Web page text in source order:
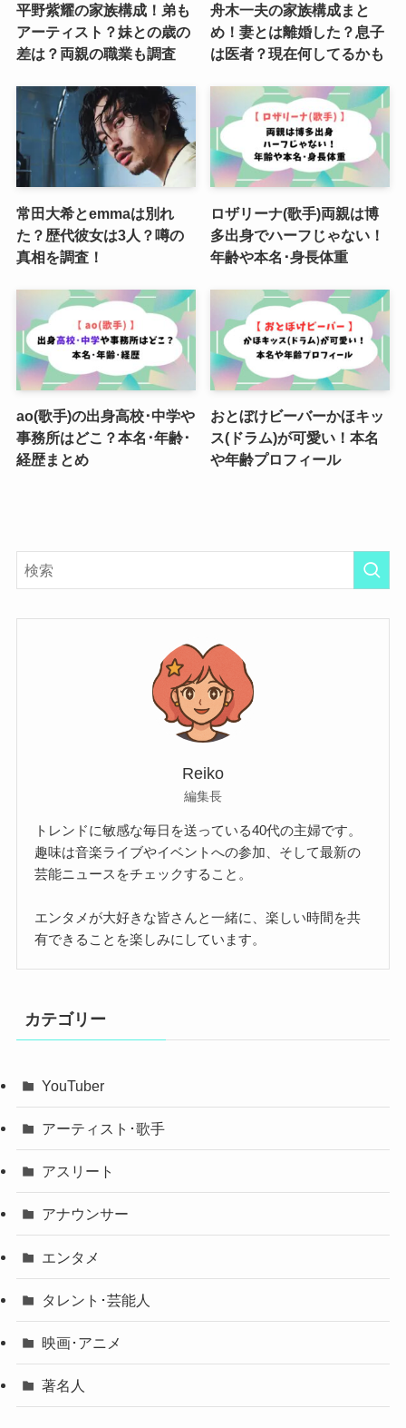
平野紫耀の家族構成！弟も
アーティスト？妹との歳の
差は？両親の職業も調査
舟木一夫の家族構成まと
め！妻とは離婚した？息子
は医者？現在何してるかも
常田大希とemmaは別れ
た？歴代彼女は3人？噂の
真相を調査！
ロザリーナ(歌手)両親は博
多出身でハーフじゃない！
年齢や本名･身長体重
ao(歌手)の出身高校･中学や
事務所はどこ？本名･年齢･
経歴まとめ
おとぼけビーバーかほキッ
ス(ドラム)が可愛い！本名
や年齢プロフィール
Reiko
編集長
トレンドに敏感な毎日を送っている40代の主婦です。
趣味は音楽ライブやイベントへの参加、そして最新の
芸能ニュースをチェックすること。
エンタメが大好きな皆さんと一緒に、楽しい時間を共
有できることを楽しみにしています。
カテゴリー
YouTuber
アーティスト･歌手
アスリート
アナウンサー
エンタメ
タレント･芸能人
映画･アニメ
著名人